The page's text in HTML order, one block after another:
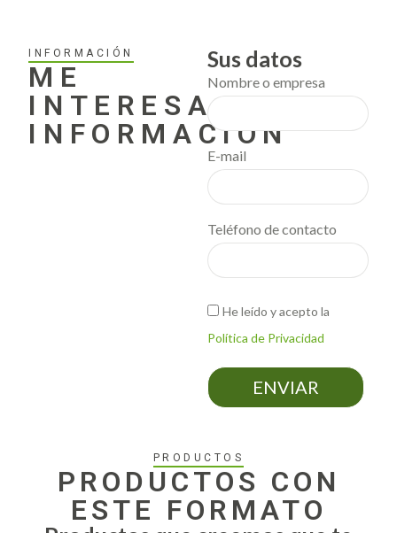
INFORMACIÓN
ME
INTERESA
INFORMACIÓN
Sus datos
Nombre o empresa
E-mail
Teléfono de contacto
He leído y acepto la
Política de Privacidad
ENVIAR
PRODUCTOS
PRODUCTOS CON
ESTE FORMATO